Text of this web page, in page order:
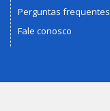
Perguntas frequentes
Fale conosco